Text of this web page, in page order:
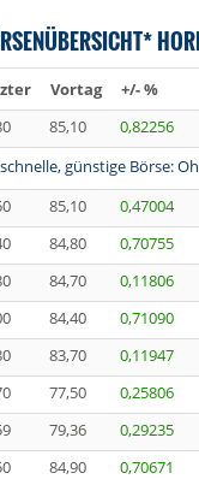
Vortag +/- %
85,10 0,82256
günstige Börse:
85,10 0,47004
84,80 0,70755
84,70 0,11806
84,40 0,71090
83,70 0,11947
77,50 0,25806
79,36 0,29235
84,90 0,70671